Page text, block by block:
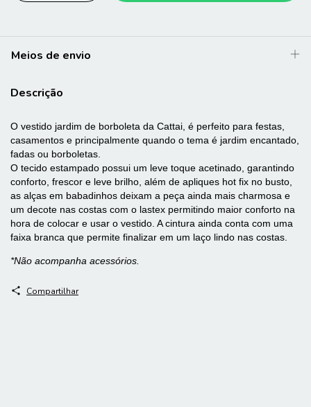
Meios de envio
Descrição
O vestido jardim de borboleta da Cattai, é perfeito para festas,
casamentos e principalmente quando o tema é jardim encantado,
fadas ou borboletas.
O tecido estampado possui um leve toque acetinado, garantindo
conforto, frescor e leve brilho, além de apliques hot fix no busto,
as alças em babadinhos deixam a peça ainda mais charmosa e
um decote nas costas com o lastex permitindo maior conforto na
hora de colocar e usar o vestido. A cintura ainda conta com uma
faixa branca que permite finalizar em um laço lindo nas costas.
*Não acompanha acessórios.
Compartilhar